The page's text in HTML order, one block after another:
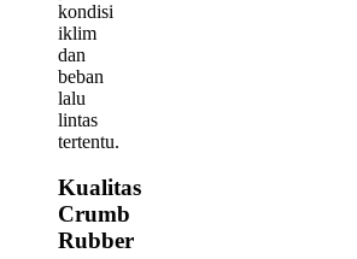
kondisi
iklim
dan
beban
lalu
lintas
tertentu.
Kualitas
Crumb
Rubber